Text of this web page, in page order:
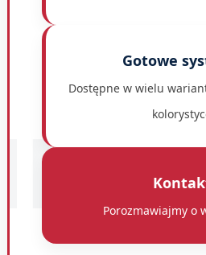
Gotowe
Dostępne w wielu
Porozmawiajmy o